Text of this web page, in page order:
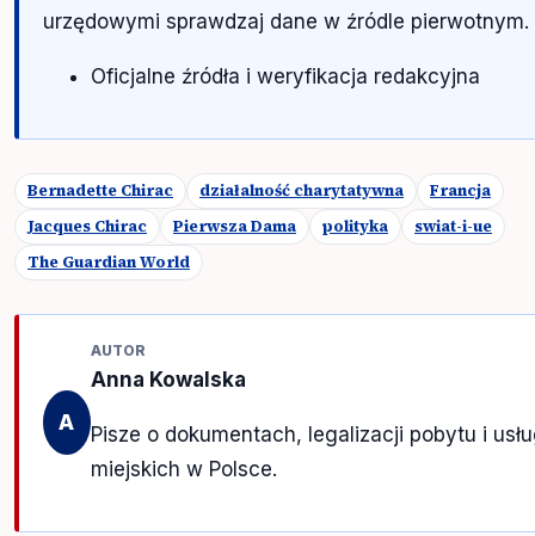
urzędowymi sprawdzaj dane w źródle pierwotnym.
Oficjalne źródła i weryfikacja redakcyjna
Bernadette Chirac działalność charytatywna
Francja
Jacques Chirac
Pierwsza Dama polityka
swiat-i-ue
The Guardian World
A
AUTOR
Anna Kowalska
Pisze o dokumentach, legalizacji pobytu i
miejskich w Polsce.